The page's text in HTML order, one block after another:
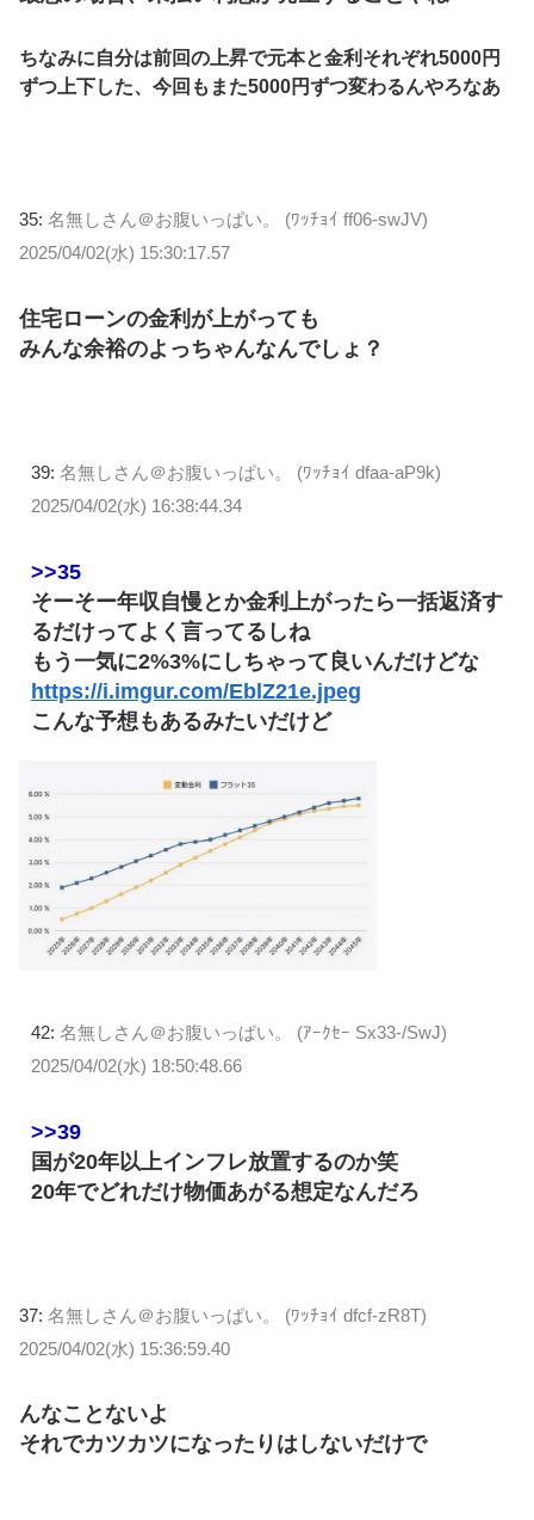
ちなみに自分は前回の上昇で元本と金利それぞれ5000円
ずつ上下した、今回もまた5000円ずつ変わるんやろなあ
35: 名無しさん＠お腹いっぱい。 (ﾜｯﾁｮｲ ff06-swJV)
2025/04/02(水) 15:30:17.57
住宅ローンの金利が上がっても
みんな余裕のよっちゃんなんでしょ？
39: 名無しさん＠お腹いっぱい。 (ﾜｯﾁｮｲ dfaa-aP9k)
2025/04/02(水) 16:38:44.34
>>35
そーそー年収自慢とか金利上がったら一括返済す
るだけってよく言ってるしね
もう一気に2%3%にしちゃって良いんだけどな
https://i.imgur.com/EblZ21e.jpeg
こんな予想もあるみたいだけど
42: 名無しさん＠お腹いっぱい。 (ｱｰｸｾｰ Sx33-/SwJ)
2025/04/02(水) 18:50:48.66
>>39
国が20年以上インフレ放置するのか笑
20年でどれだけ物価あがる想定なんだろ
37: 名無しさん＠お腹いっぱい。 (ﾜｯﾁｮｲ dfcf-zR8T)
2025/04/02(水) 15:36:59.40
んなことないよ
それでカツカツになったりはしないだけで